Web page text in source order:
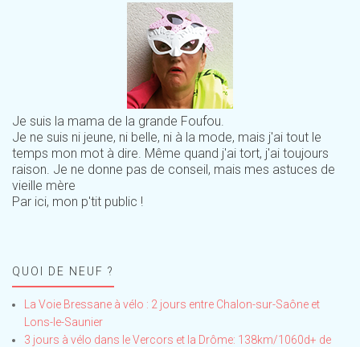
Je suis la mama de la grande Foufou.
Je ne suis ni jeune, ni belle, ni à la mode, mais j'ai tout le
temps mon mot à dire. Même quand j'ai tort, j'ai toujours
raison. Je ne donne pas de conseil, mais mes astuces de
vieille mère
Par ici, mon p'tit public !
QUOI DE NEUF ?
La Voie Bressane à vélo : 2 jours entre Chalon-sur-Saône et
Lons-le-Saunier
3 jours à vélo dans le Vercors et la Drôme: 138km/1060d+ de